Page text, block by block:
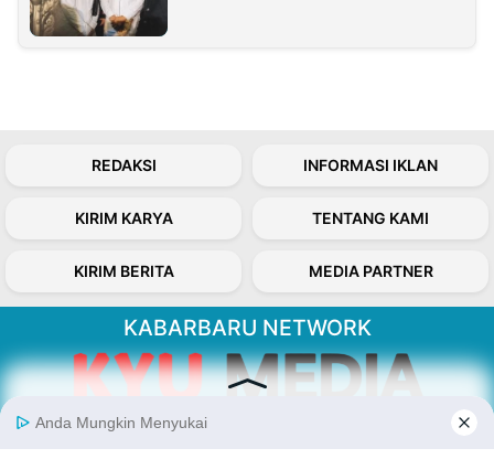
REDAKSI INFORMASI IKLAN
KIRIM KARYA TENTANG KAMI
KIRIM BERITA MEDIA PARTNER
KABARBARU NETWORK